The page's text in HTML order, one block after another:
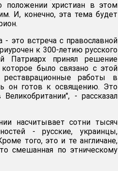
положении христиан в этом
И, конечно, эта тема будет
это встреча с православной
к 300-летию русского
Патриарх принял решение
было связано с этой
работы в
он готов к освящению. Это
- рассказал
насчитывает сотни тысяч
- русские, украинцы,
того, это и те англичане,
смешанная по этническому